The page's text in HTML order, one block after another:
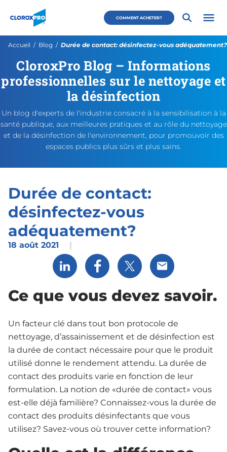
COMMENT ACHETER?
Accueil Blog Page actuelle:
Durée de contact: désinfectez-vous adéquatement?
CloroxPro Blog – Informations
professionnelles sur le nettoyage et
la désinfection
Un blog d'experts de l'industrie consacré à la sensibilisation à la
santé publique, aux meilleures pratiques et au rôle du nettoyage
et de la désinfection de l'environnement, pour promouvoir des
espaces publics plus sûrs et plus sains.
Durée de contact:
https://www.cloroxpro.ca/
August 19, 2021
August 19, 2021
https://www.cloroxpro.ca/
CloroxPro CA https://
Durée de contact:
désinfectez-vous
adéquatement?
18 août 2021 |
Share via LinkedIn
Share via Facebook
Share via XShare via Email
Ce que vous devez savoir.
Un facteur clé dans tout bon protocole de
nettoyage, d’assainissement et de désinfection est
la durée de contact nécessaire pour que le produit
utilisé donne le rendement attendu. La durée de
contact des produits varie en fonction de leur
formulation. La notion de «durée de contact» vous
est-elle déjà familière? Connaissez-vous la durée de
contact des produits désinfectants que vous
utilisez? Savez-vous où trouver cette information?